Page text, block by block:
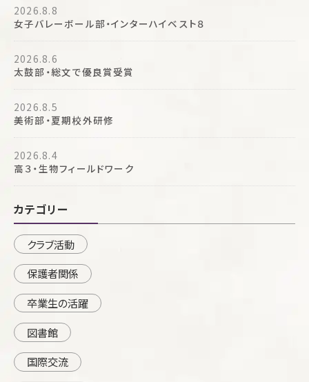
2026.8.8
女子バレーボール部・インターハイベスト８
2026.8.6
太鼓部・総文で優良賞受賞
2026.8.5
美術部・夏期校外研修
2026.8.4
高３・生物フィールドワーク
カテゴリー
クラブ活動
保護者関係
卒業生の活躍
図書館
国際交流